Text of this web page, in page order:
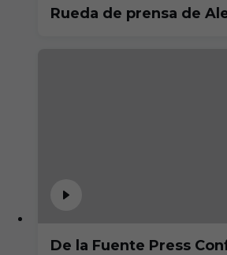
Rueda de prensa de
De la Fuente Press